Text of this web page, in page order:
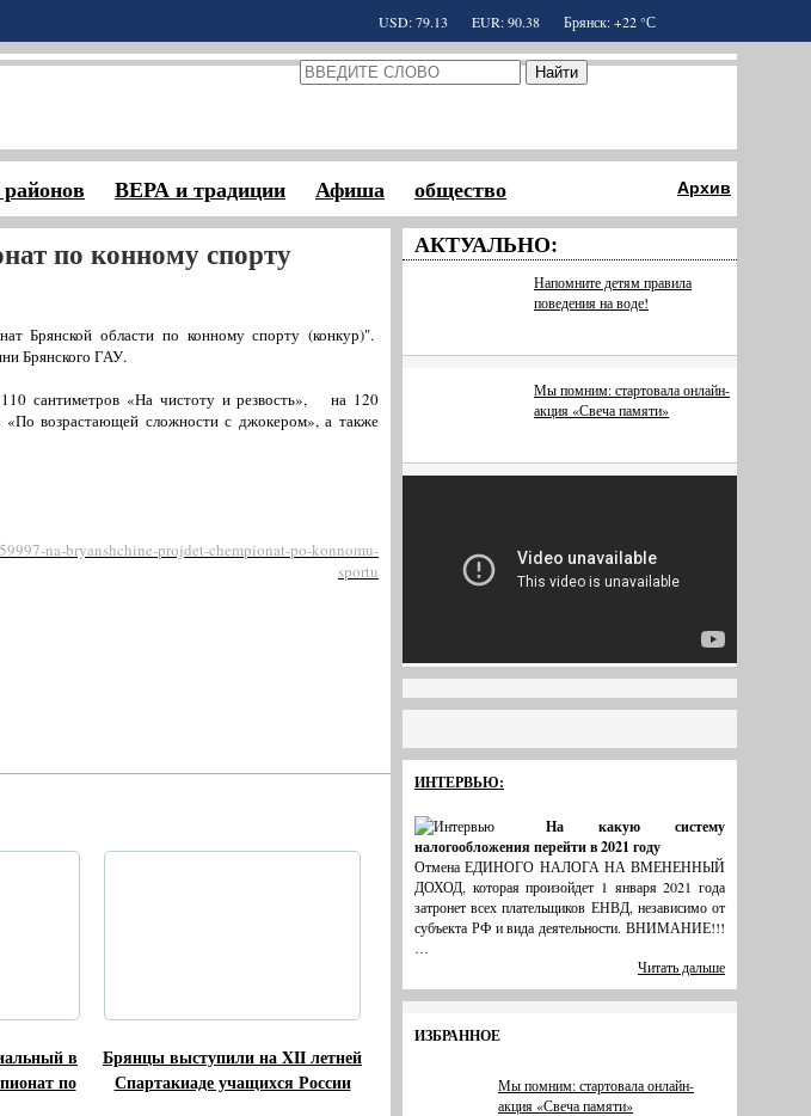
USD: 79.13 EUR: 90.38 Брянск: +22 °С
ВЕРА и традиции Афиша общество Архив
по конному спорту
Брянской области по конному спорту (конкур)".
Брянского ГАУ.
сантиметров «На чистоту и резвость», на 120
«По возрастающей сложности с джокером», а также
na-bryanshchine-projdet-chempionat-po-konnomu-
sportu
в
по
Брянцы выступили на XII летней
Спартакиаде учащихся России
АКТУАЛЬНО:
Напомните детям правила
поведения на воде!
Мы помним: стартовала онлайн-
акция «Свеча памяти»
ИНТЕРВЬЮ:
На какую систему
налогообложения перейти в 2021 году
Отмена ЕДИНОГО НАЛОГА НА ВМЕНЕННЫЙ
ДОХОД, которая произойдет 1 января 2021 года
затронет всех плательщиков ЕНВД, независимо от
субъекта РФ и вида деятельности. ВНИМАНИЕ!!!
…
Читать дальше
ИЗБРАННОЕ
Мы помним: стартовала онлайн-
акция «Свеча памяти»